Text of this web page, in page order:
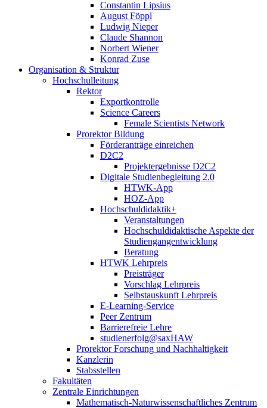
Constantin Lipsius
August Föppl
Ludwig Nieper
Claude Shannon
Norbert Wiener
Konrad Zuse
Organisation & Struktur
Hochschulleitung
Rektor
Exportkontrolle
Science Careers
Female Scientists Network
Prorektor Bildung
Förderanträge einreichen
D2C2
Projektergebnisse D2C2
Digitale Studienbegleitung 2.0
HTWK-App
HOZ-App
Hochschuldidaktik+
Veranstaltungen
Hochschuldidaktische Aspekte der
Studiengangentwicklung
Beratung
HTWK Lehrpreis
Preisträger
Vorschlag Lehrpreis
Selbstauskunft Lehrpreis
E-Learning-Service
Peer Zentrum
Barrierefreie Lehre
studienerfolg@saxHAW
Prorektor Forschung und Nachhaltigkeit
Kanzlerin
Stabsstellen
Fakultäten
Zentrale Einrichtungen
Mathematisch-Naturwissenschaftliches Zentrum